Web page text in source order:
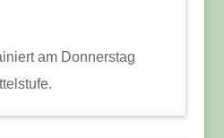
am Donnerstag